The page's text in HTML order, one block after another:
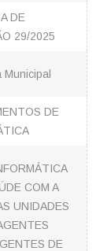
DE
29/2025
Municipal
DE
COM A
UNIDADES
DE